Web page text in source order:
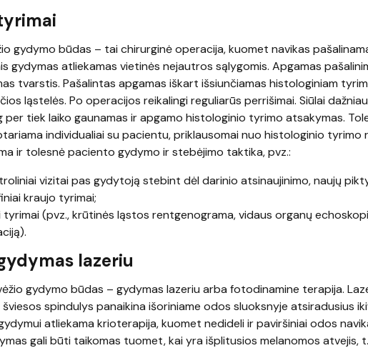
gydymo būdas – tai chirurginė operacija, kuomet navikas
gydymas atliekamas vietinės nejautros sąlygomis. Apgamas
tvarstis. Pašalintas apgamas iškart išsiunčiamas histologiniam
ląstelės. Po operacijos reikalingi reguliarūs perrišimai. Siūlai
per tiek laiko gaunamas ir apgamo histologinio tyrimo atsakymas.
individualiai su pacientu, priklausomai nuo histologinio tyrimo
ir tolesnė paciento gydymo ir stebėjimo taktika, pvz.:
vizitai pas gydytoją stebint dėl darinio atsinaujinimo, naujų
kraujo tyrimai;
(pvz., krūtinės ląstos rentgenograma, vidaus organų
lazeriu
gydymo būdas – gydymas lazeriu arba fotodinamine terapija.
spindulys panaikina išoriniame odos sluoksnyje atsiradusius
atliekama krioterapija, kuomet nedideli ir paviršiniai odos
gali būti taikomas tuomet, kai yra išplitusios melanomos atvejis,